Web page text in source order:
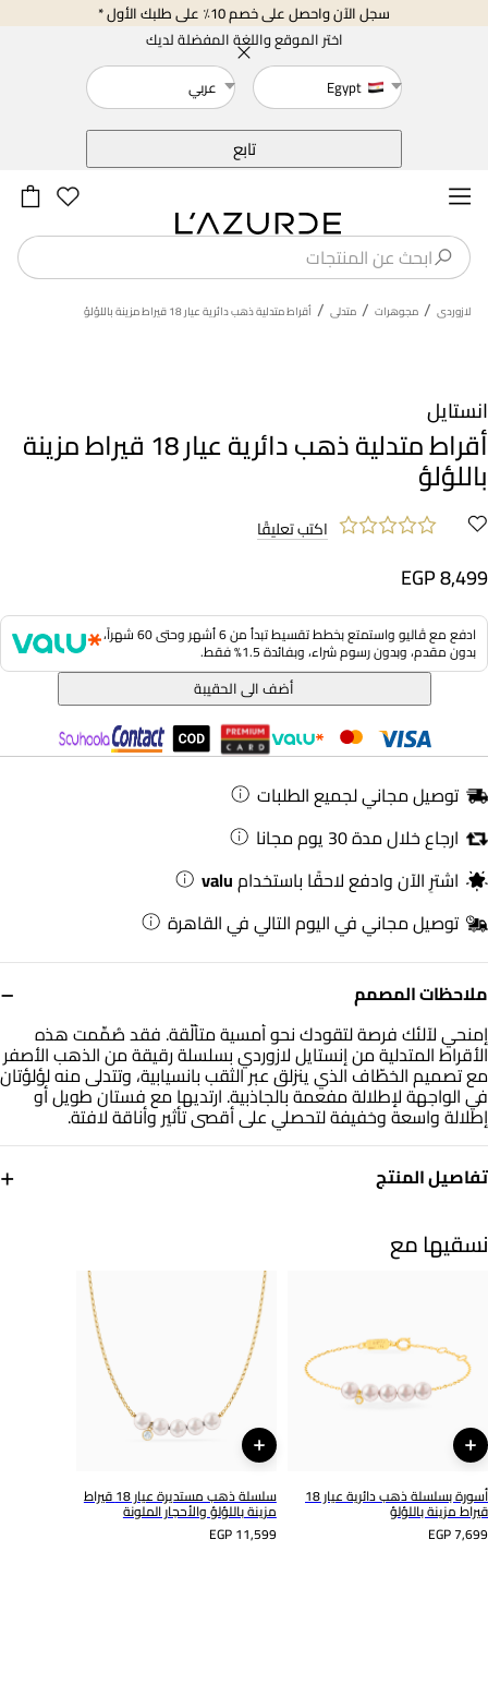
سجل الآن واحصل على خصم 10٪ على طلبك الأول *
اختر الموقع واللغة المفضلة لديك
Egypt
عربي
تابع
لازوردى / مجوهرات / متدلى / أقراط متدلية ذهب دائرية عيار 18 قيراط مزينة باللؤلؤ
ملاحظات المصمم −
إمنحي لآلئك فرصة لتقودك نحو أمسية متألّقة. فقد صُمِّمت هذه
الأقراط المتدلية من إنستايل لازوردي بسلسلة رقيقة من الذهب الأصفر
مع تصميم الخطّاف الذي ينزلق عبر الثقب بانسيابية، وتتدلى منه لؤلؤتان
في الواجهة لإطلالة مفعمة بالجاذبية. ارتديها مع فستان طويل أو
إطلالة واسعة وخفيفة لتحصلي على أقصى تأثير وأناقة لافتة.
تفاصيل المنتج
+
ذهب أصفر 18 قيراط
رقم الموديل
112031100182001
انستايل
أقراط متدلية ذهب دائرية عيار 18 قيراط مزينة
باللؤلؤ
اكتب تعليقًا
EGP 8,499
ادفع مع ڤاليو واستمتع بخطط تقسيط تبدأ من 6 أشهر وحتى 60 شهراً،
بدون مقدم، وبدون رسوم شراء، وبفائدة 1.5% فقط.
أضف الى الحقيبة
توصيل مجاني لجميع الطلبات
ارجاع خلال مدة 30 يوم مجانا
اشترِ الآن وادفع لاحقًا باستخدامvalu
توصيل مجاني في اليوم التالي في القاهرة
نسقيها مع
أسورة بسلسلة ذهب دائرية عيار 18
قيراط مزينة باللؤلؤ
EGP 7,699
سلسلة ذهب مستديرة عيار 18 قيراط
مزينة باللؤلؤ والأحجار الملونة
EGP 11,599